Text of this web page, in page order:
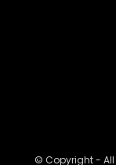
© Copyright - All